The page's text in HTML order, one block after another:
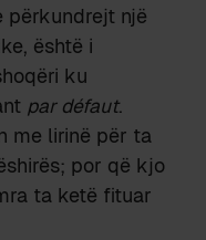
përkundrejt një
është i
ku
par défaut.
me lirinë për ta
por që kjo
ta ketë fituar